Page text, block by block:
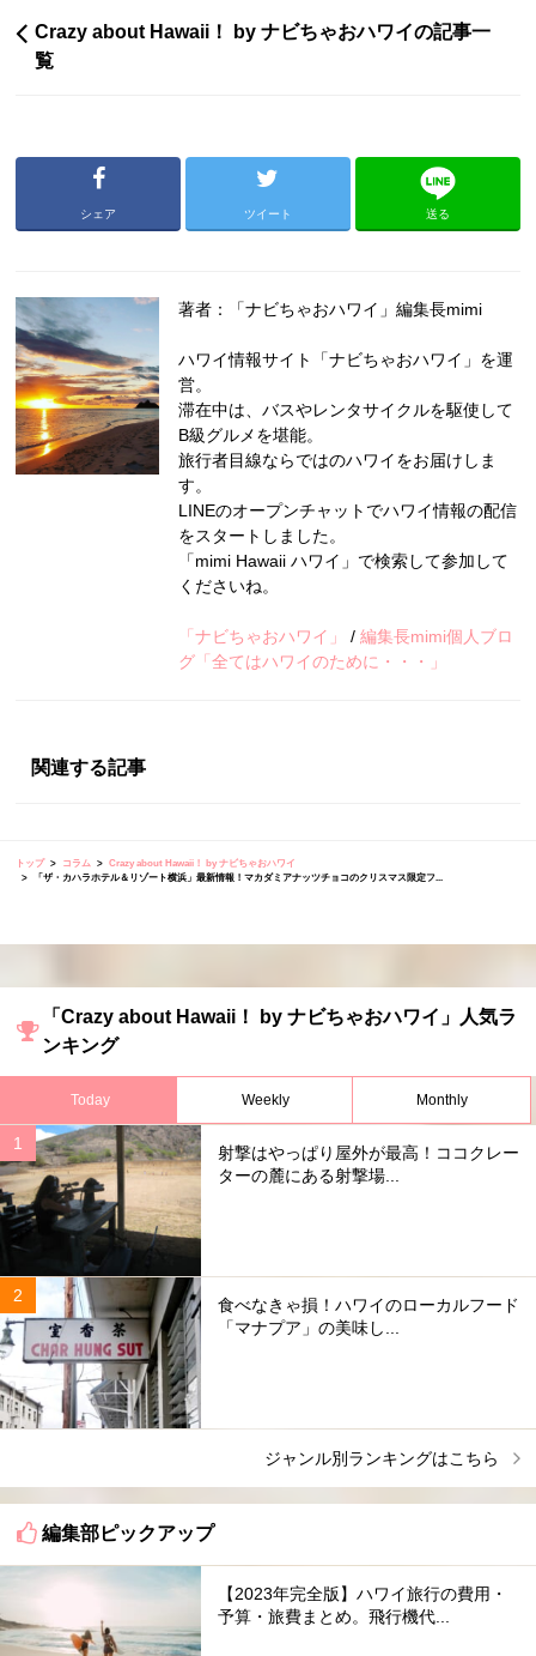
Crazy about Hawaii！ by ナビちゃおハワイの記事一
覧
シェア ツイート 送る
著者：「ナビちゃおハワイ」編集長mimi
ハワイ情報サイト「ナビちゃおハワイ」を運
営。
滞在中は、バスやレンタサイクルを駆使して
B級グルメを堪能。
旅行者目線ならではのハワイをお届けしま
す。
LINEのオープンチャットでハワイ情報の配信
をスタートしました。
「mimi Hawaii ハワイ」で検索して参加して
くださいね。
「ナビちゃおハワイ」 /編集長mimi個人ブロ
グ「全てはハワイのために・・・」
関連する記事
トップ コラム
Crazy about Hawaii！ by ナビちゃおハワイ
「ザ・カハラホテル＆リゾート横浜」最新情報！マカダミアナッツチョコのクリスマス限定フ...
「Crazy about Hawaii！ by ナビちゃおハワイ」人気ラ
ンキング
Today Weekly Monthly
射撃はやっぱり屋外が最高！ココクレー
ターの麓にある射撃場...
食べなきゃ損！ハワイのローカルフード
「マナプア」の美味し...
ジャンル別ランキングはこちら
編集部ピックアップ
【2023年完全版】ハワイ旅行の費用・
予算・旅費まとめ。飛行機代...